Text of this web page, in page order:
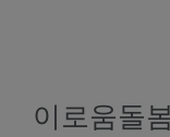
이로움돌